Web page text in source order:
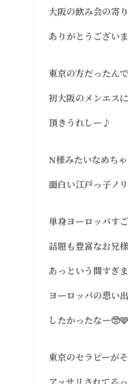
大阪の飲み会の寄
ありがとうござい
東京の方だったん
初大阪のメンエス
頂きうれしー♪
N様みたいなめち
面白い江戸っ子ノ
単身ヨーロッパす
話題も豊富なお兄
あっという間すぎ
ヨーロッパの思い
したかったなー🥺🩷
東京のセラピーが